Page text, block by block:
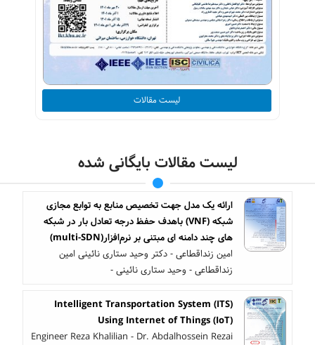
لیست مقالات
لیست مقالات بایگانی شده
ارائه یک مدل جهت تخصیص منابع به توابع مجازی
شبکه (VNF) باهدف حفظ درجه تعادل بار در شبکه
های چند دامنه ای مبتنی بر نرم‌افزار(multi-SDN)
امین زنداقطاعی - دکتر وحید ستاری نائینی امین
زنداقطاعی - وحید ستاری نائینی -
Intelligent Transportation System (ITS)
Using Internet of Things (IoT)
Engineer Reza Khalilian - Dr. Abdalhossein Rezai